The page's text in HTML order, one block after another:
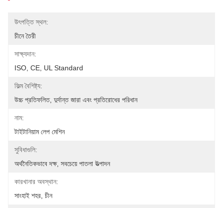
উৎপত্তি স্থল:
চীনে তৈরী
সাক্ষ্যদান:
ISO, CE, UL Standard
ফিল্ম বৈশিষ্ট্য:
উচ্চ প্রতিফলিত, দুর্দান্ত জারা এবং প্রতিরোধের পরিধান
নাম:
টাইটানিয়াম লেপ মেশিন
সুবিধাগুলি:
অর্থনৈতিকভাবে দক্ষ, সবচেয়ে পাতলা উত্পাদন
কারখানার অবস্থান:
সাংহাই শহর, চীন